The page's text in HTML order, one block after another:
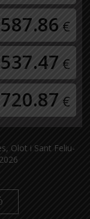
587.86 €
537.47 €
720.87 €
Olot i Sant Feliu-